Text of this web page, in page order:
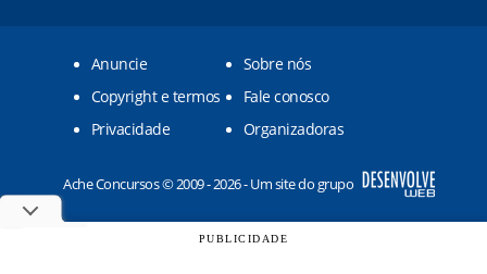
Anuncie
Sobre nós
Copyright e termos
Fale conosco
Privacidade
Organizadoras
Ache Concursos © 2009 - 2026 - Um site do grupo
PUBLICIDADE